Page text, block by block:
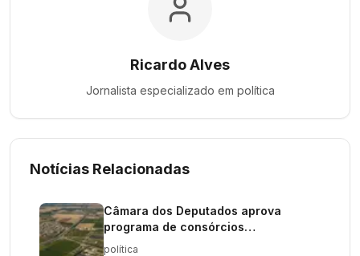
Ricardo Alves
Jornalista especializado em política
Notícias Relacionadas
Câmara dos Deputados aprova
programa de consórcios
intermunicipais
política